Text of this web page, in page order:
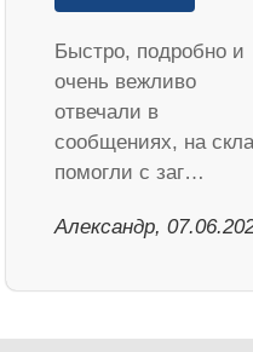
Быстро, подробно и
очень вежливо
отвечали в
сообщениях, на
помогли с заг…
Александр,